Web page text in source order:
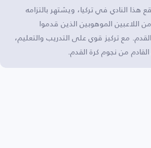
هذا النادي في تركيا، ويشتهر بالتزامه
اللاعبين الموهوبين الذين قدموا
مع تركيز قوي على التدريب والتعليم،
من نجوم كرة القدم.